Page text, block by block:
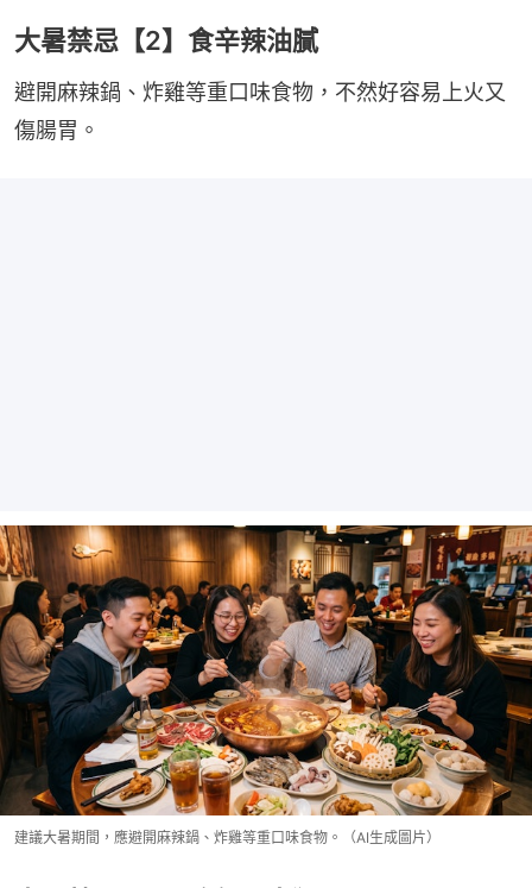
大暑禁忌【2】食辛辣油膩
避開麻辣鍋、炸雞等重口味食物，不然好容易上火又
傷腸胃。
建議大暑期間，應避開麻辣鍋、炸雞等重口味食物。（AI生成圖片）